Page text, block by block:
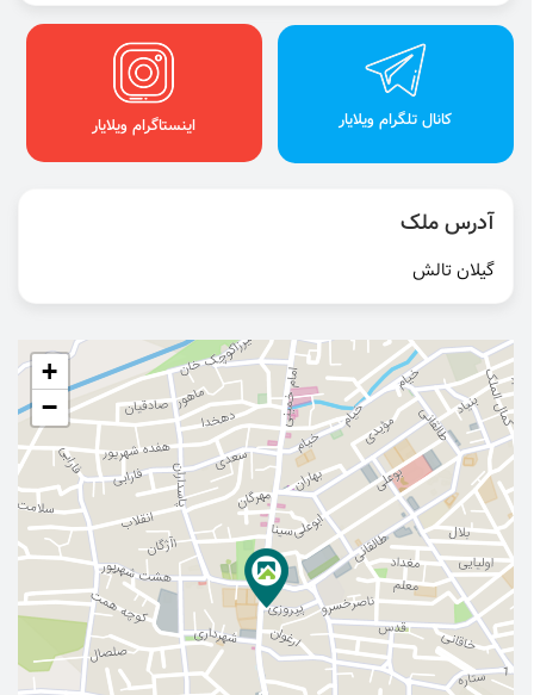
کانال تلگرام ویلایار اینستاگرام ویلایار
آدرس ملک
گیلان تالش
+
−